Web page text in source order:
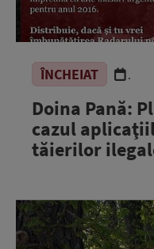
ÎNCHEIAT .
Doina Pană:
cazul
tăierilor